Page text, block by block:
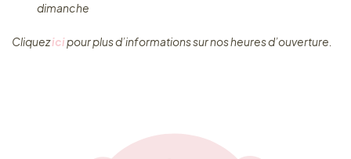
dimanche
Cliquez ​icipour plus d’informations sur nos heures d’ouverture.